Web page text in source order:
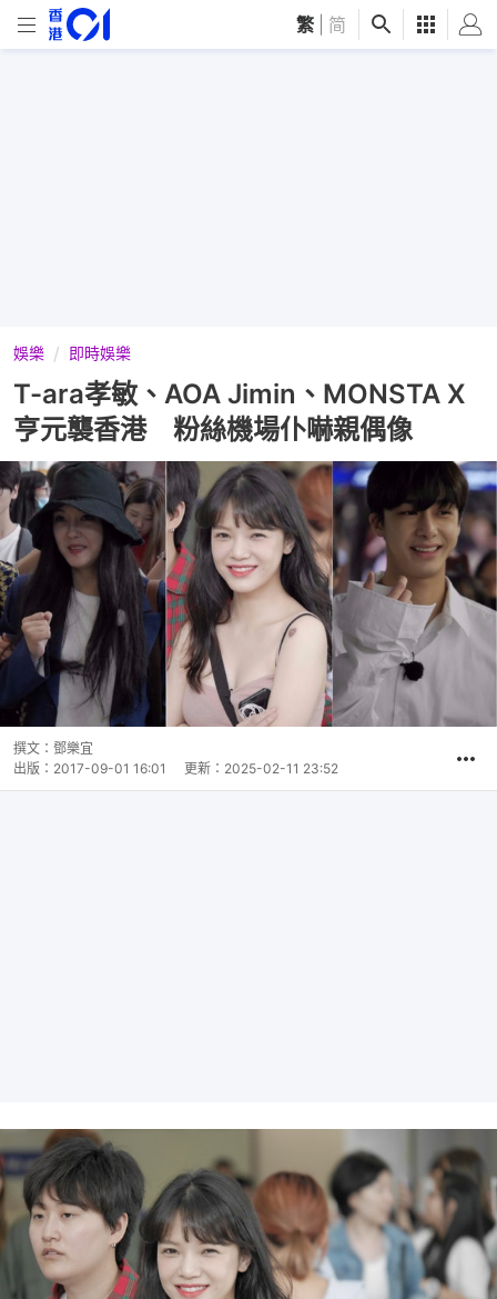
繁 简
娛樂 即時娛樂
T-ara孝敏、AOA Jimin、MONSTA X
亨元襲香港 粉絲機場仆嚇親偶像
撰文： 鄧樂宜
出版： 2017-09-01 16:01 更新： 2025-02-11 23:52